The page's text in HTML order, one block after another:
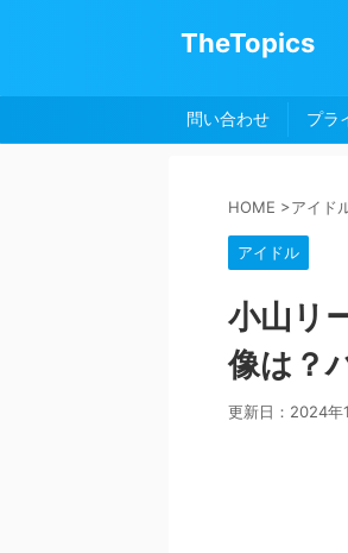
TheTopics
問い合わせ プラ
HOME >アイド
アイドル
小山リ
像は？
更新日： 2024年